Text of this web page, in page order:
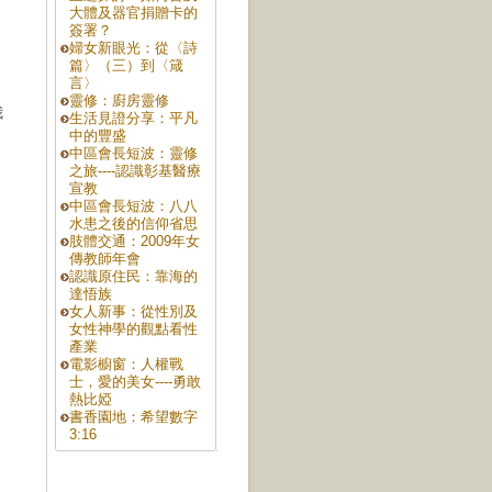
大體及器官捐贈卡的
簽署？
婦女新眼光：從〈詩
篇〉（三）到〈箴
言〉
靈修：廚房靈修
生活見證分享：平凡
中的豐盛
中區會長短波：靈修
之旅----認識彰基醫療
宣教
中區會長短波：八八
水患之後的信仰省思
肢體交通：2009年女
傳教師年會
認識原住民：靠海的
達悟族
女人新事：從性別及
女性神學的觀點看性
產業
電影櫥窗：人權戰
士，愛的美女----勇敢
熱比婭
書香園地：希望數字
3:16